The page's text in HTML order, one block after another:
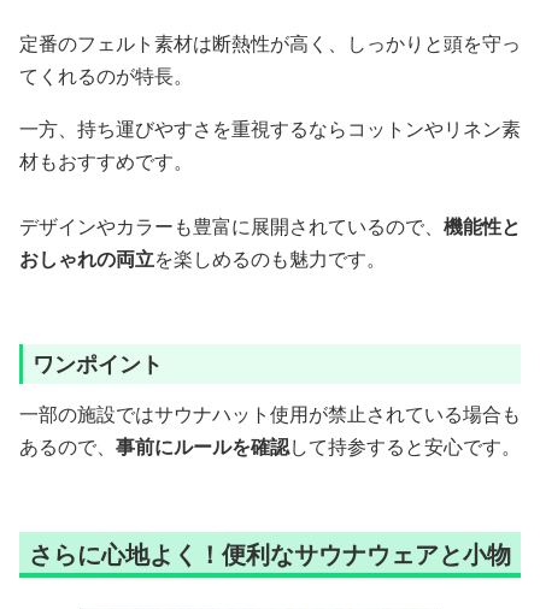
定番のフェルト素材は断熱性が高く、しっかりと頭を守っ
てくれるのが特長。
一方、持ち運びやすさを重視するならコットンやリネン素
材もおすすめです。
デザインやカラーも豊富に展開されているので、 機能性と
おしゃれの両立を楽しめるのも魅力です。
ワンポイント
一部の施設ではサウナハット使用が禁止されている場合も
あるので、 事前にルールを確認して持参すると安心です。
さらに心地よく！便利なサウナウェアと小物